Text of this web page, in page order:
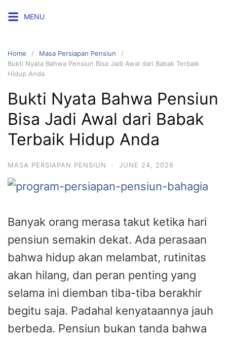
to
MENU
Home
Masa Persiapan Pensiun
Bukti Nyata Bahwa Pensiun Bisa Jadi Awal dari Babak Terbaik
Hidup Anda
Bukti Nyata Bahwa Pensiun
Bisa Jadi Awal dari Babak
Terbaik Hidup Anda
MASA PERSIAPAN PENSIUN · JUNE 24, 2026
Banyak orang merasa takut ketika hari
pensiun semakin dekat. Ada perasaan
bahwa hidup akan melambat, rutinitas
akan hilang, dan peran penting yang
selama ini diemban tiba-tiba berakhir
begitu saja. Padahal kenyataannya jauh
berbeda. Pensiun bukan tanda bahwa